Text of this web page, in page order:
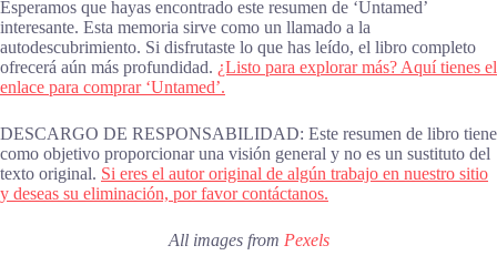
Esperamos que hayas encontrado este resumen de ‘Untamed’
interesante. Esta memoria sirve como un llamado a la
autodescubrimiento. Si disfrutaste lo que has leído, el libro completo
ofrecerá aún más profundidad. ¿Listo para explorar más? Aquí tienes el
enlace para comprar ‘Untamed’.
DESCARGO DE RESPONSABILIDAD: Este resumen de libro tiene
como objetivo proporcionar una visión general y no es un sustituto del
texto original. Si eres el autor original de algún trabajo en nuestro sitio
y deseas su eliminación, por favor contáctanos.
All images from Pexels